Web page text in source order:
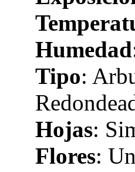
Humedad
Tipo:
Hojas:
Flores: